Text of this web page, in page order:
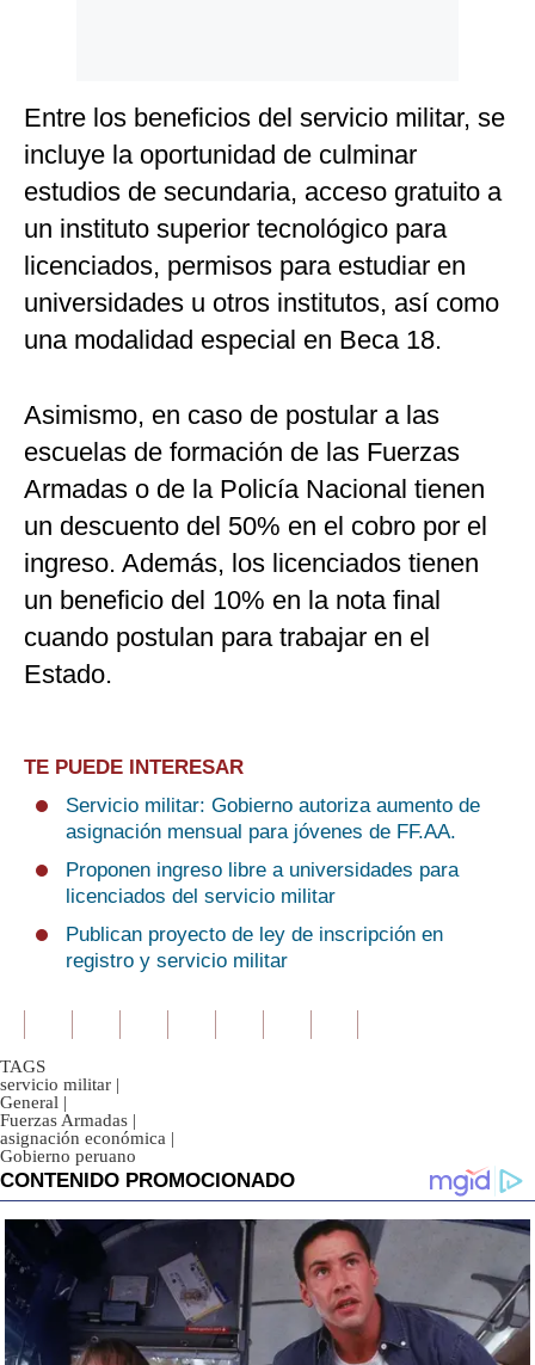
Entre los beneficios del servicio militar, se
incluye la oportunidad de culminar
estudios de secundaria, acceso gratuito a
un instituto superior tecnológico para
licenciados, permisos para estudiar en
universidades u otros institutos, así como
una modalidad especial en Beca 18.
Asimismo, en caso de postular a las
escuelas de formación de las Fuerzas
Armadas o de la Policía Nacional tienen
un descuento del 50% en el cobro por el
ingreso. Además, los licenciados tienen
un beneficio del 10% en la nota final
cuando postulan para trabajar en el
Estado.
TE PUEDE INTERESAR
Servicio militar: Gobierno autoriza aumento de
asignación mensual para jóvenes de FF.AA.
Proponen ingreso libre a universidades para
licenciados del servicio militar
Publican proyecto de ley de inscripción en
registro y servicio militar
TAGS
servicio militar |
General |
Fuerzas Armadas |
asignación económica |
Gobierno peruano